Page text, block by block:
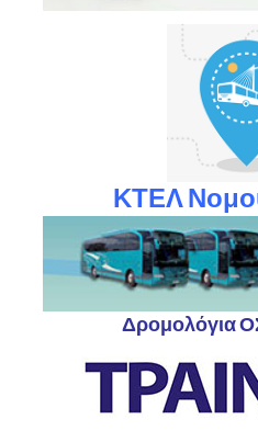
ΚΤΕΛ
Δρομολόγια